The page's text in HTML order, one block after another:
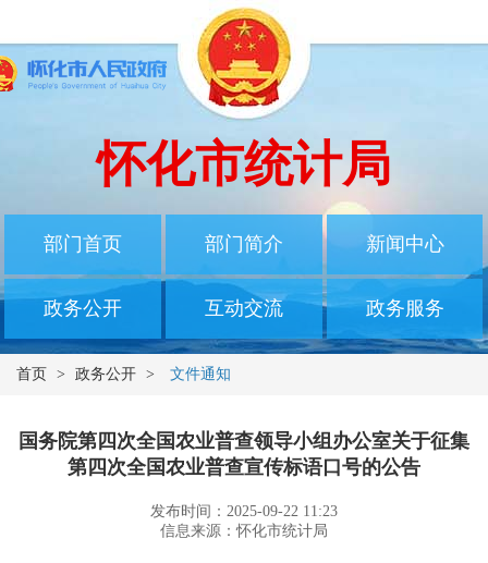
怀化市统计局
部门首页 部门简介 新闻中心
政务公开 互动交流 政务服务
首页 > 政务公开 > 文件通知
国务院第四次全国农业普查领导小组办公室关于征集
第四次全国农业普查宣传标语口号的公告
发布时间：2025-09-22 11:23
信息来源：怀化市统计局